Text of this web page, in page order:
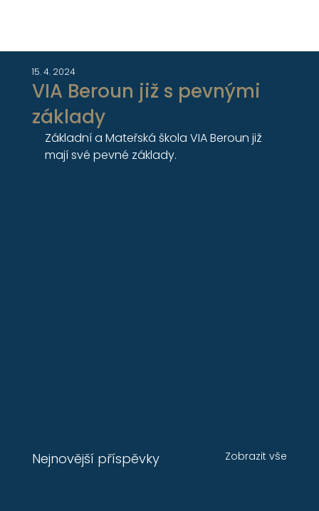
VIA Beroun již s pevnými
základy
15. 4. 2024
Základní a Mateřská škola VIA Beroun již
mají své pevné základy.
Nejnovější příspěvky Zobrazit vše